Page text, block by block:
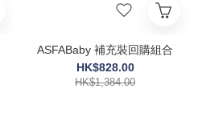
ASFABaby 補充裝回購組合
HK$828.00
HK$1,384.00